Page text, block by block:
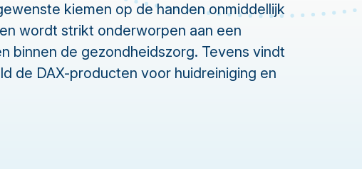
kiemen op de handen onmiddellijk
wordt strikt onderworpen aan een
binnen de gezondheidszorg. Tevens vindt
de DAX-producten voor huidreiniging en